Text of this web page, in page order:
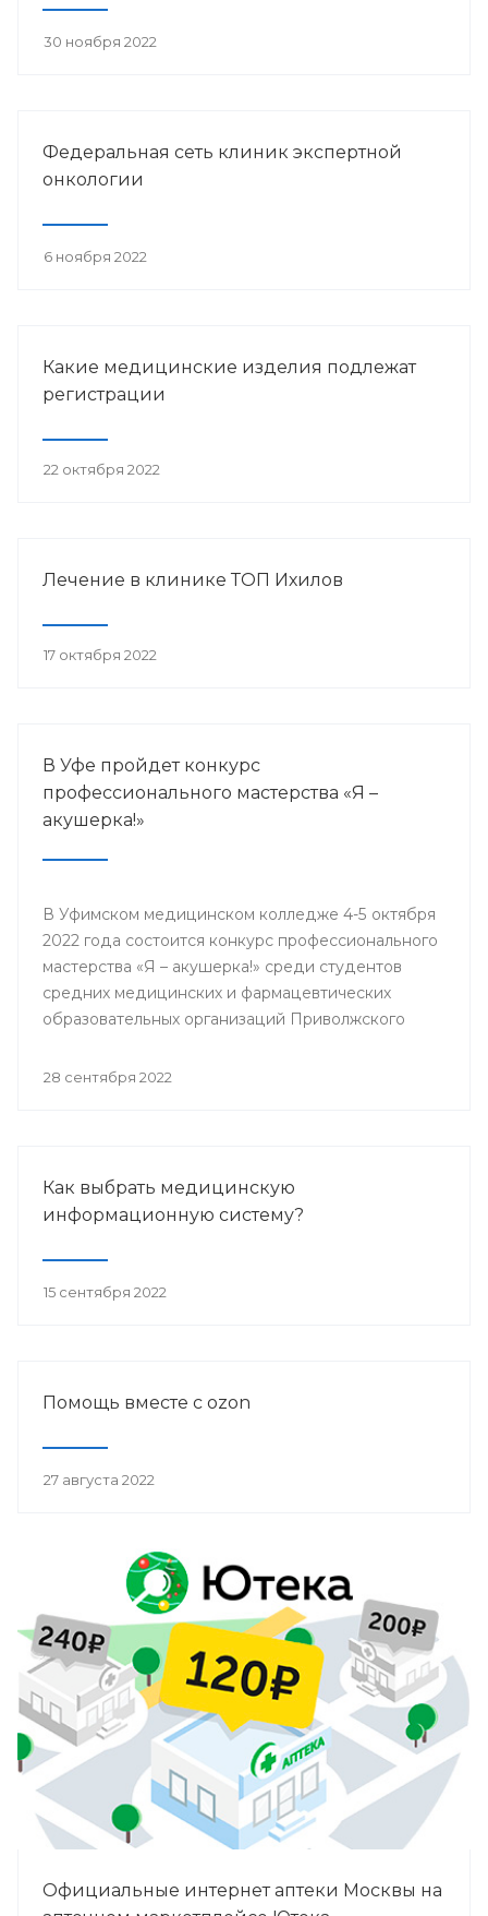
30 ноября 2022
Федеральная сеть клиник экспертной
онкологии
6 ноября 2022
Какие медицинские изделия подлежат
регистрации
22 октября 2022
Лечение в клинике ТОП Ихилов
17 октября 2022
В Уфе пройдет конкурс
профессионального мастерства «Я –
акушерка!»
В Уфимском медицинском колледже 4-5 октября
2022 года состоится конкурс профессионального
мастерства «Я – акушерка!» среди студентов
средних медицинских и фармацевтических
образовательных организаций Приволжского
28 сентября 2022
Как выбрать медицинскую
информационную систему?
15 сентября 2022
Помощь вместе с ozon
27 августа 2022
Официальные интернет аптеки Москвы на